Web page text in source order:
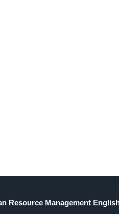
Resource Management